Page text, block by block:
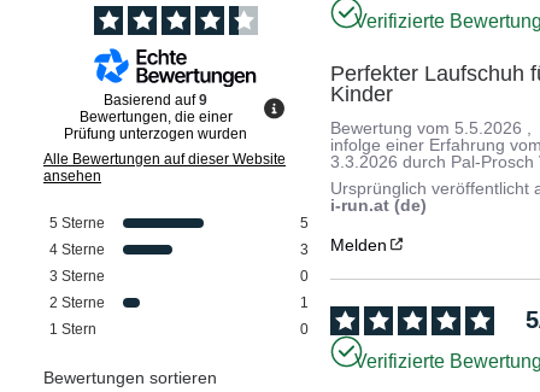
Basierend auf9
Bewertungen, die einer
Prüfung unterzogen wurden
Alle Bewertungen auf dieser Website
ansehen
5 Sterne
5
4 Sterne
3
3 Sterne
0
2 Sterne
1
1 Stern 0
Bewertungen sortieren
Verifizierte
Perfekter Laufschuh
Kinder
Bewertung vom 5.5.2026
infolge einer Erfahrung
3.3.2026 durch Pal-Prosch
Ursprünglich veröffentlicht
i-run.at (de)
Melden
5
Verifizierte